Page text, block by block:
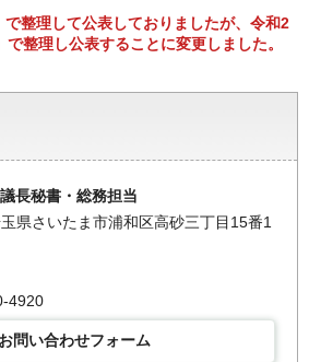
整理して公表しておりましたが、令和2
整理し公表することに変更しました。
長秘書・総務担当
県さいたま市浦和区高砂三丁目15番1
4920
お問い合わせフォーム